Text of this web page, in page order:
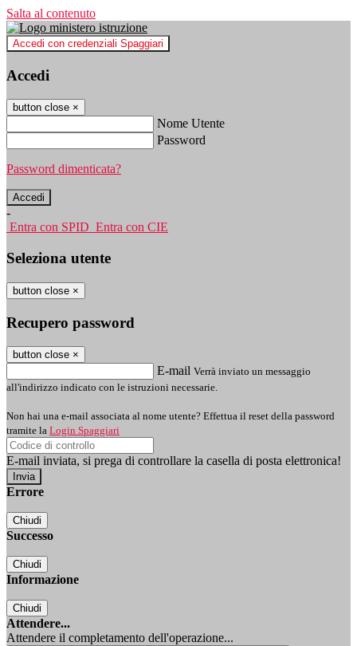
Salta al contenuto
Accedi con credenziali Spaggiari
Accedi
button close ×
Nome Utente
Password
Password dimenticata?
-
Entra con SPID Entra con CIE
Seleziona utente
button close ×
Recupero password
button close ×
E-mail Verrà inviato un messaggio
all'indirizzo indicato con le istruzioni necessarie.
Non hai una e-mail associata al nome utente? Effettua il reset della password
tramite la Login Spaggiari
E-mail inviata, si prega di controllare la casella di posta elettronica!
Errore
Chiudi
Successo
Chiudi
Informazione
Chiudi
Attendere...
Attendere il completamento dell'operazione...